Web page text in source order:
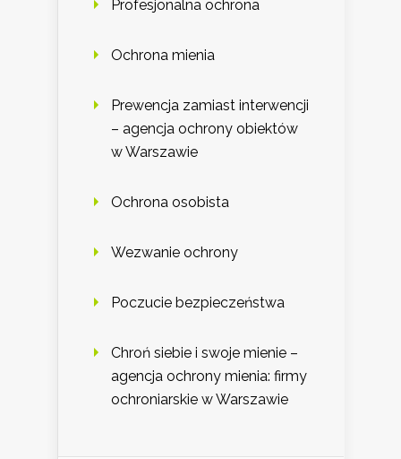
Profesjonalna ochrona
Ochrona mienia
Prewencja zamiast interwencji
– agencja ochrony obiektów
w Warszawie
Ochrona osobista
Wezwanie ochrony
Poczucie bezpieczeństwa
Chroń siebie i swoje mienie –
agencja ochrony mienia: firmy
ochroniarskie w Warszawie